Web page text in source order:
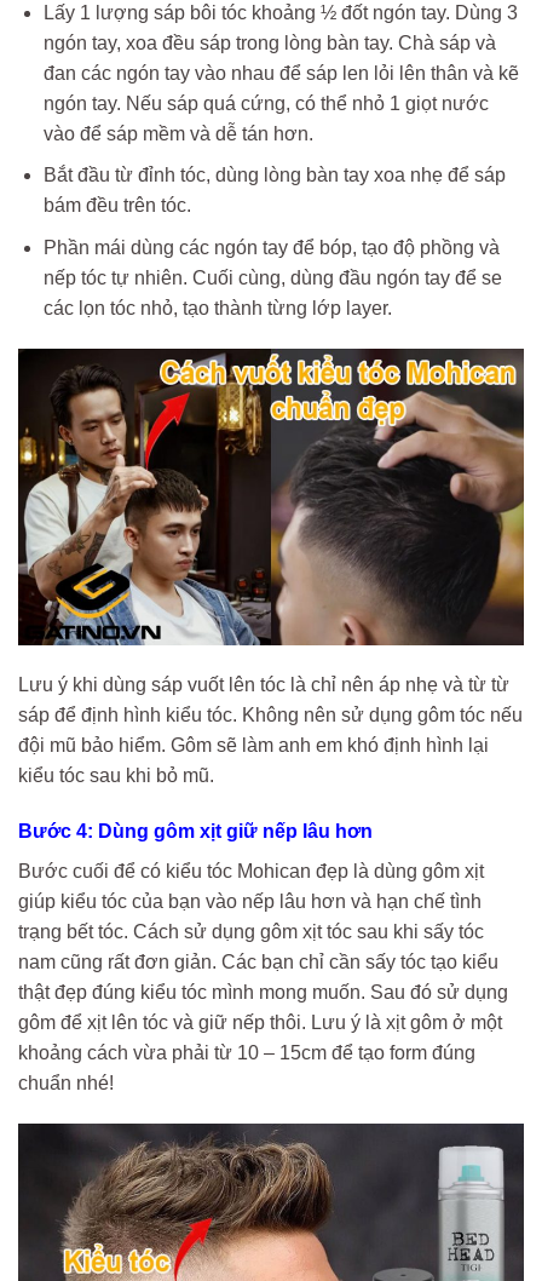
Lấy 1 lượng sáp bôi tóc khoảng ½ đốt ngón tay. Dùng 3
ngón tay, xoa đều sáp trong lòng bàn tay. Chà sáp và
đan các ngón tay vào nhau để sáp len lỏi lên thân và kẽ
ngón tay. Nếu sáp quá cứng, có thể nhỏ 1 giọt nước
vào để sáp mềm và dễ tán hơn.
Bắt đầu từ đỉnh tóc, dùng lòng bàn tay xoa nhẹ để sáp
bám đều trên tóc.
Phần mái dùng các ngón tay để bóp, tạo độ phồng và
nếp tóc tự nhiên. Cuối cùng, dùng đầu ngón tay để se
các lọn tóc nhỏ, tạo thành từng lớp layer.
Lưu ý khi dùng sáp vuốt lên tóc là chỉ nên áp nhẹ và từ từ
sáp để định hình kiểu tóc. Không nên sử dụng gôm tóc nếu
đội mũ bảo hiểm. Gôm sẽ làm anh em khó định hình lại
kiểu tóc sau khi bỏ mũ.
Bước 4: Dùng gôm xịt giữ nếp lâu hơn
Bước cuối để có kiểu tóc Mohican đẹp là dùng gôm xịt
giúp kiểu tóc của bạn vào nếp lâu hơn và hạn chế tình
trạng bết tóc. Cách sử dụng gôm xịt tóc sau khi sấy tóc
nam cũng rất đơn giản. Các bạn chỉ cần sấy tóc tạo kiểu
thật đẹp đúng kiểu tóc mình mong muốn. Sau đó sử dụng
gôm để xịt lên tóc và giữ nếp thôi. Lưu ý là xịt gôm ở một
khoảng cách vừa phải từ 10 – 15cm để tạo form đúng
chuẩn nhé!